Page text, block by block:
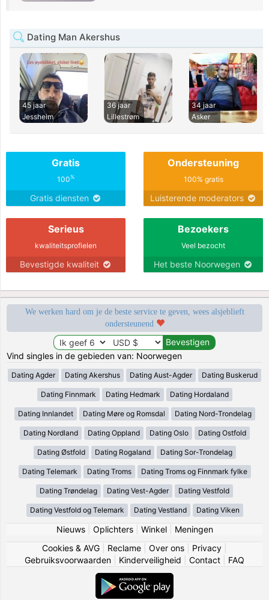
Dating Man Akershus
45 jaar
Jessheim
36 jaar
Lillestrøm
34 jaar
Asker
Gratis
100%
Gratis diensten
Ondersteuning
100% gratis
Luisterende moderators
Serieus
kwaliteitsprofielen
Bevestigde kwaliteit
Bezoekers
Veel bezocht
Het beste Noorwegen
We werken hard om je de beste service te geven, wees alsjeblieft
ondersteunend
Vind singles in de gebieden van: Noorwegen
Dating Agder Dating Akershus Dating Aust-Agder Dating Buskerud
Dating Finnmark Dating Hedmark Dating Hordaland
Dating Innlandet Dating Møre og Romsdal Dating Nord-Trondelag
Dating Nordland Dating Oppland Dating Oslo Dating Ostfold
Dating Østfold Dating Rogaland Dating Sor-Trondelag
Dating Telemark Dating Troms Dating Troms og Finnmark fylke
Dating Trøndelag Dating Vest-Agder Dating Vestfold
Dating Vestfold og Telemark Dating Vestland Dating Viken
Nieuws| Oplichters| Winkel| Meningen
Cookies & AVG
Reclame Over ons Privacy
Gebruiksvoorwaarden
Kinderveiligheid Contact FAQ